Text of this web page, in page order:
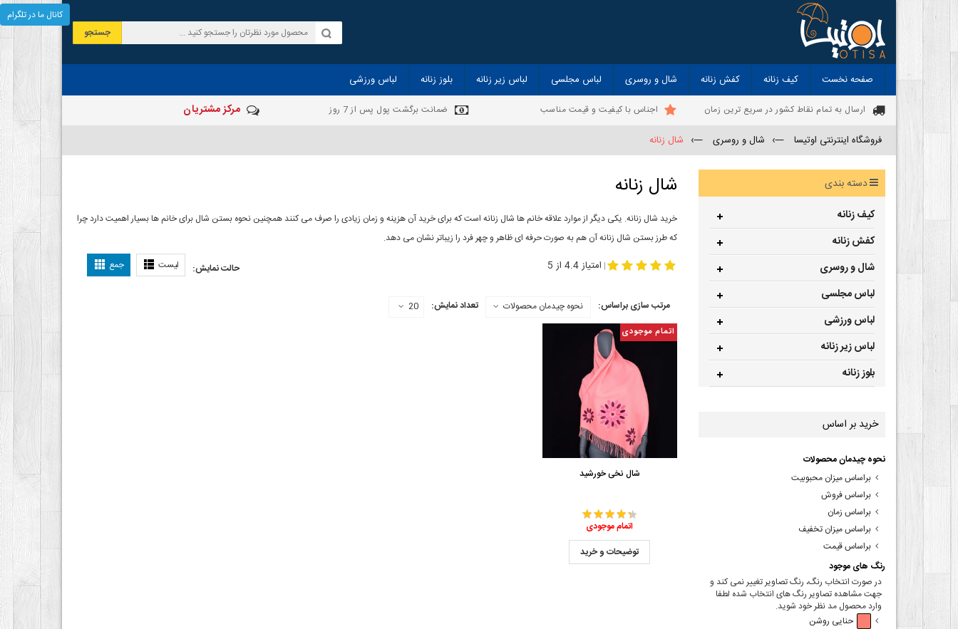
جستجو
صفحه نخست کیف زنانه کفش زنانه شال و روسری لباس مجلسی لباس زیر زنانه بلوز زنانه لباس ورزشی
ارسال به تمام نقاط کشور در سریع ترین زمان اجناس با کیفیت و قیمت مناسب ضمانت برگشت پول پس از 7 روز مرکز مشتریان
فروشگاه اینترنتی اوتیسا —› شال و روسری —› شال زنانه
شال زنانه
خرید شال زنانه. یکی دیگر از موارد علاقه خانم ها شال زنانه است که برای خرید آن هزینه و زمان زیادی را صرف می کنند همچنین نحوه بستن شال برای خانم ها بسیار اهمیت دارد چرا
که طرز بستن شال زنانه آن هم به صورت حرفه ای ظاهر و چهر فرد را زیباتر نشان می دهد.
حالت نمایش: لیست جمع | امتیاز 4.4 از 5
مرتب سازی براساس: نحوه چیدمان محصولات تعداد نمایش: 20
اتمام موجودی
شال نخی خورشید
اتمام موجودی
توضیحات و خرید
دسته بندی
کیف زنانه
کفش زنانه
شال و روسری
لباس مجلسی
لباس ورزشی
لباس زیر زنانه
بلوز زنانه
خرید بر اساس
نحوه چیدمان محصولات
براساس میزان محبوبیت
براساس فروش
براساس زمان
براساس میزان تخفیف
براساس قیمت
رنگ های موجود
در صورت انتخاب رنگ، رنگ تصاویر تغییر نمی کند و
جهت مشاهده تصاویر رنگ های انتخاب شده لطفا
وارد محصول مد نظر خود شوید.
حنایی روشن
کانال ما در تلگرام